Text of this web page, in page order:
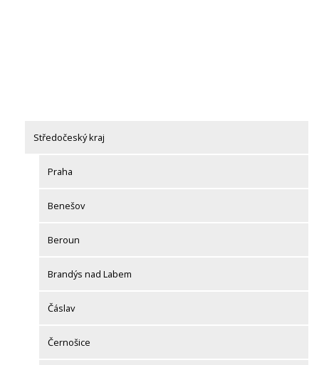
Středočeský kraj
Praha
Benešov
Beroun
Brandýs nad Labem
Čáslav
Černošice